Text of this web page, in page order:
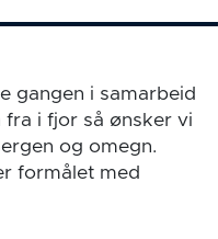
gangen i samarbeid
fra i fjor så ønsker vi
og omegn.
formålet med